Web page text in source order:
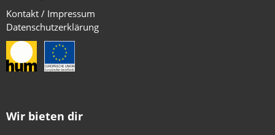
Kontakt / Impressum
Datenschutzerklärung
Wir bieten dir